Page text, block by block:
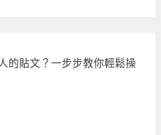
的貼文？一步步教你輕鬆操